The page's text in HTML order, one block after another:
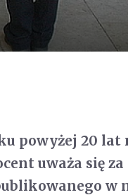
powyżej 20 lat
uważa się
w